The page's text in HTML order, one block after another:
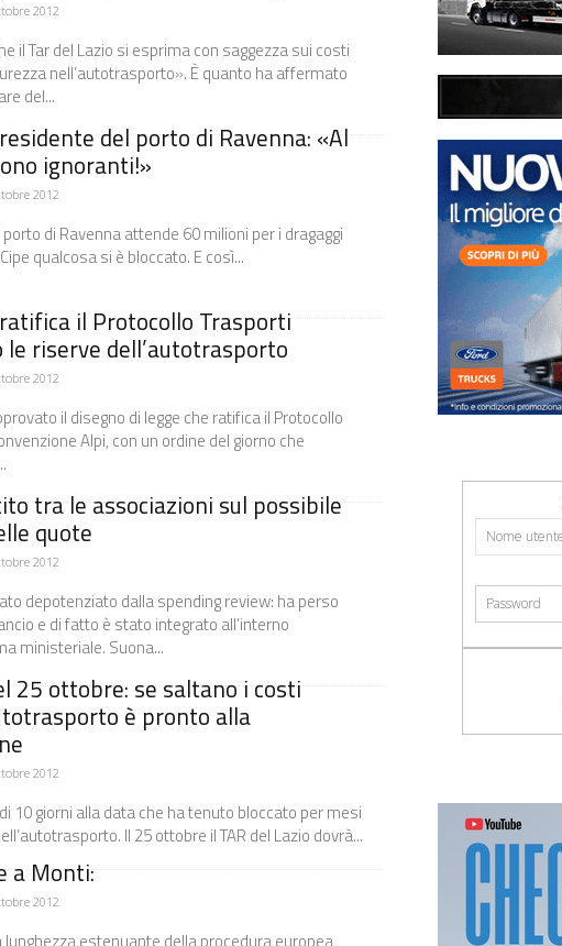
2012
il Tar del Lazio si esprima con saggezza sui costi
nell’autotrasporto». È quanto ha affermato
del...
del porto di Ravenna: «Al
ignoranti!»
2012
di Ravenna attende 60 milioni per i dragaggi
qualcosa si è bloccato. E così...
il Protocollo Trasporti
le riserve dell’autotrasporto
2012
il disegno di legge che ratifica il Protocollo
Alpi, con un ordine del giorno che
tra le associazioni sul possibile
quote
2012
depotenziato dalla spending review: ha perso
e di fatto è stato integrato all’interno
ministeriale. Suona...
25 ottobre: se saltano i costi
è pronto alla
2012
10 giorni alla data che ha tenuto bloccato per mesi
Il 25 ottobre il TAR del Lazio dovrà...
a Monti:
2012
lunghezza estenuante della procedura europea